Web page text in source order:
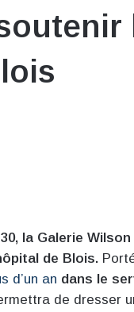
la Galerie Wilson
de Blois.
d’un an dans le
de dresser